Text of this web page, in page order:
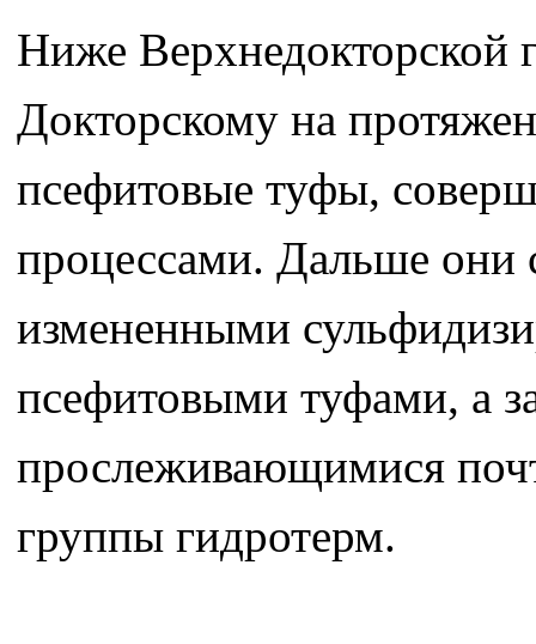
Ниже Верхнедокторской
Докторскому на
псефитовые туфы,
процессами. Дальше они
измененными
псефитовыми туфами, а
прослеживающимися
группы гидротерм.